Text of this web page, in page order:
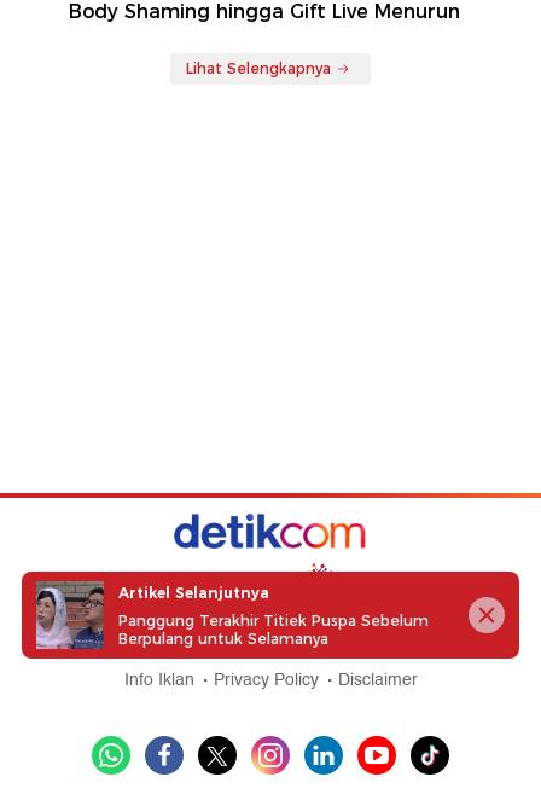
Body Shaming hingga Gift Live Menurun
Lihat Selengkapnya
part of
Redaksi Pedoman Media Siber
Info Iklan
Privacy Policy Disclaimer
Artikel Selanjutnya
Panggung Terakhir Titiek Puspa Sebelum
Berpulang untuk Selamanya